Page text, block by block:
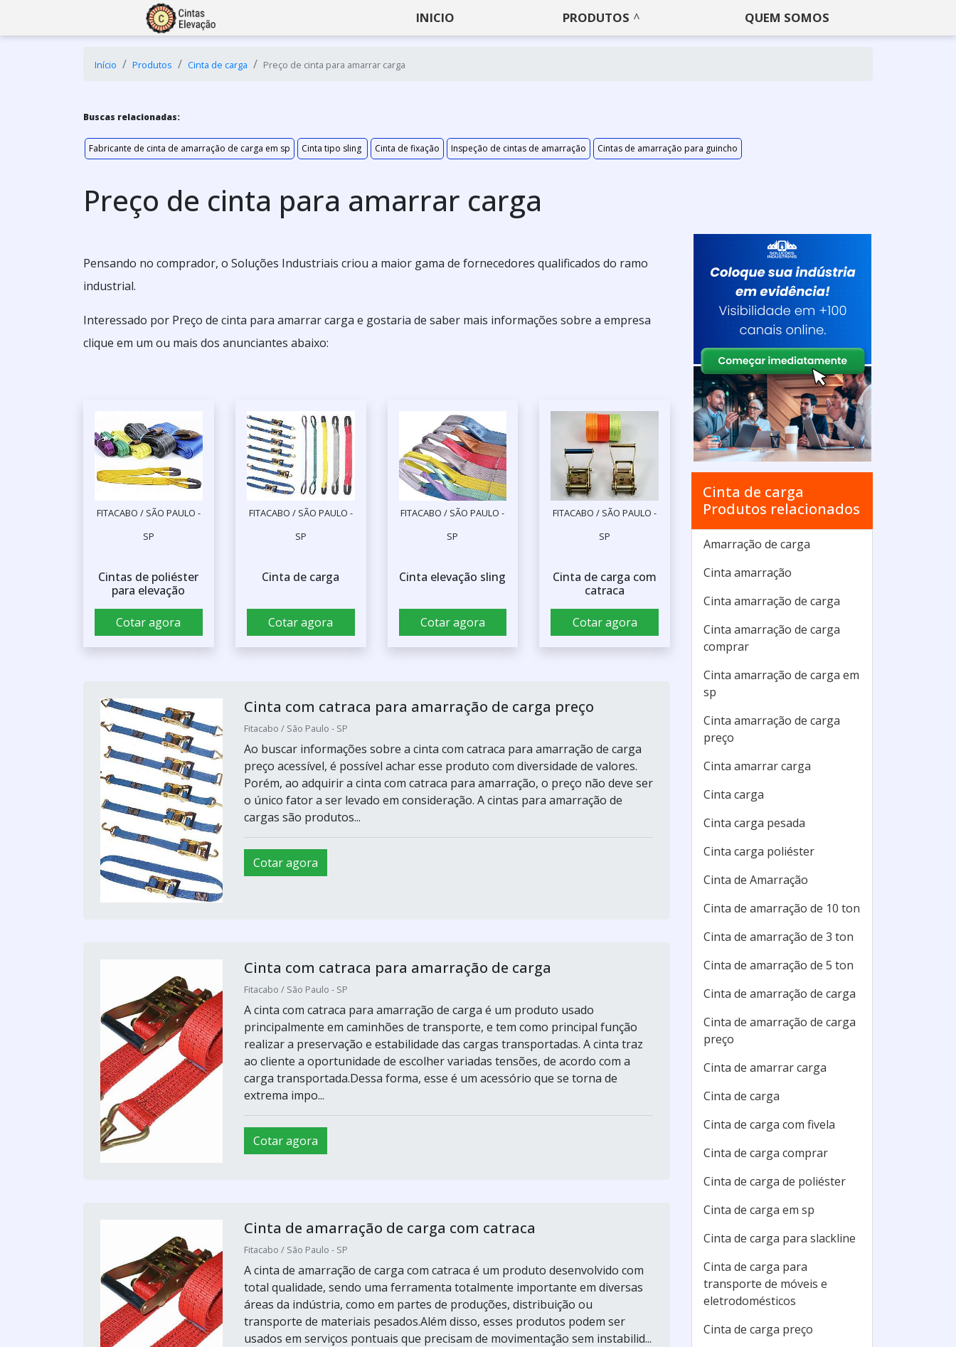
INICIO PRODUTOS QUEM SOMOS
Início Produtos Cinta de carga Preço de cinta para amarrar carga
Buscas relacionadas:
Fabricante de cinta de amarração de carga em sp Cinta tipo sling Cinta de fixação Inspeção de cintas de amarração Cintas de amarração para guincho
Preço de cinta para amarrar carga
Pensando no comprador, o Soluções Industriais criou a maior gama de fornecedores qualificados do ramo
industrial.
Interessado por Preço de cinta para amarrar carga e gostaria de saber mais informações sobre a empresa
clique em um ou mais dos anunciantes abaixo:
FITACABO / SÃO PAULO -
SP
Cintas de poliéster
para elevação
Cotar agora
FITACABO / SÃO PAULO -
SP
Cinta de carga
Cotar agora
FITACABO / SÃO PAULO -
SP
Cinta elevação sling
Cotar agora
FITACABO / SÃO PAULO -
SP
Cinta de carga com
catraca
Cotar agora
Cinta com catraca para amarração de carga preço
Fitacabo / São Paulo - SP
Ao buscar informações sobre a cinta com catraca para amarração de carga
preço acessível, é possível achar esse produto com diversidade de valores.
Porém, ao adquirir a cinta com catraca para amarração, o preço não deve ser
o único fator a ser levado em consideração. A cintas para amarração de
cargas são produtos...
Cotar agora
Cinta com catraca para amarração de carga
Fitacabo / São Paulo - SP
A cinta com catraca para amarração de carga é um produto usado
principalmente em caminhões de transporte, e tem como principal função
realizar a preservação e estabilidade das cargas transportadas. A cinta traz
ao cliente a oportunidade de escolher variadas tensões, de acordo com a
carga transportada.Dessa forma, esse é um acessório que se torna de
extrema impo...
Cotar agora
Cinta de amarração de carga com catraca
Fitacabo / São Paulo - SP
A cinta de amarração de carga com catraca é um produto desenvolvido com
total qualidade, sendo uma ferramenta totalmente importante em diversas
áreas da indústria, como em partes de produções, distribuição ou
transporte de materiais pesados.Além disso, esses produtos podem ser
usados em serviços pontuais que precisam de movimentação sem instabilid...
Cinta de carga
Produtos relacionados
Amarração de carga
Cinta amarração
Cinta amarração de carga
Cinta amarração de carga
comprar
Cinta amarração de carga em
sp
Cinta amarração de carga
preço
Cinta amarrar carga
Cinta carga
Cinta carga pesada
Cinta carga poliéster
Cinta de Amarração
Cinta de amarração de 10 ton
Cinta de amarração de 3 ton
Cinta de amarração de 5 ton
Cinta de amarração de carga
Cinta de amarração de carga
preço
Cinta de amarrar carga
Cinta de carga
Cinta de carga com fivela
Cinta de carga comprar
Cinta de carga de poliéster
Cinta de carga em sp
Cinta de carga para slackline
Cinta de carga para
transporte de móveis e
eletrodomésticos
Cinta de carga preço